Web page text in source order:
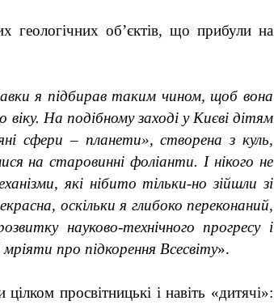
геологічних об’єктів, що прибули на
я підбирав таким чином, щоб вона
віку. На подібному заході у Києві дітям
сфери – планети», створена з куль,
на старовинні фоліанти. І нікого не
які нібито тільки-но зійшли зі
оскільки я глибоко переконаний,
науково-технічного прогресу і
про підкорення Всесвіту».
просвітницькі і навіть «дитячі»: